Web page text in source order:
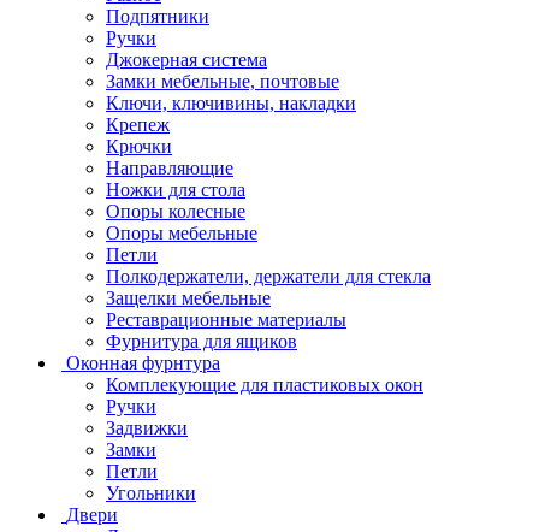
Подпятники
Ручки
Джокерная система
Замки мебельные, почтовые
Ключи, ключивины, накладки
Крепеж
Крючки
Направляющие
Ножки для стола
Опоры колесные
Опоры мебельные
Петли
Полкодержатели, держатели для стекла
Защелки мебельные
Реставрационные материалы
Фурнитура для ящиков
Оконная фурнтура
Комплекующие для пластиковых окон
Ручки
Задвижки
Замки
Петли
Угольники
Двери